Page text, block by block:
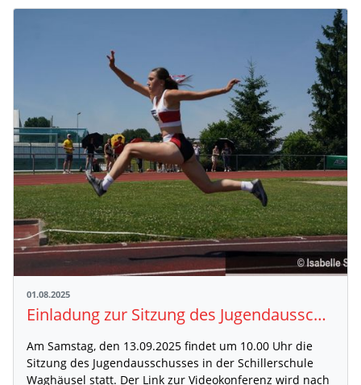
01.08.2025
Einladung zur Sitzung des Jugendausschusses der Badischen Leichtathletik-Jugend
Am Samstag, den 13.09.2025 findet um 10.00 Uhr die
Sitzung des Jugendausschusses in der Schillerschule
Waghäusel statt. Der Link zur Videokonferenz wird nach